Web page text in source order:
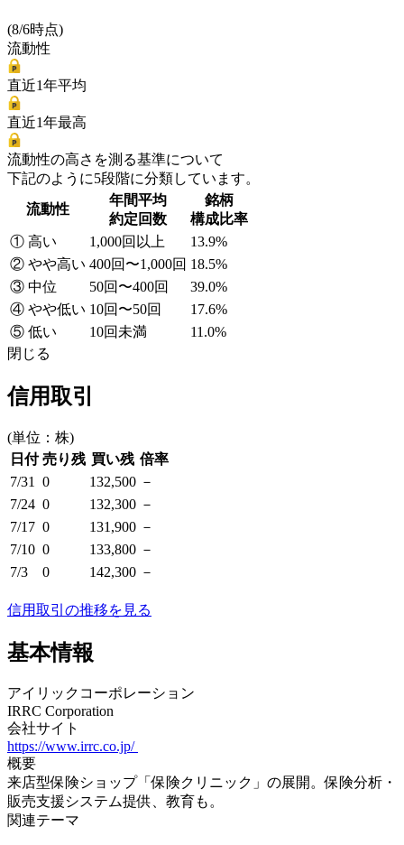
(8/6時点)
流動性
直近1年平均
直近1年最高
流動性の高さを測る基準について
下記のように5段階に分類しています。
流動性
年間平均
約定回数
銘柄
構成比率
① 高い
1,000回以上
13.9%
② やや高い 400回〜1,000回 18.5%
③ 中位
50回〜400回
39.0%
④ やや低い 10回〜50回
17.6%
⑤ 低い
10回未満
11.0%
閉じる
信用取引
(単位：株)
日付 売り残 買い残 倍率
7/31
0 132,500 －
7/24 0 132,300 －
7/17 0 131,900 －
7/10 0 133,800 －
7/3
0 142,300 －
信用取引の推移を見る
基本情報
アイリックコーポレーション
IRRC Corporation
会社サイト
https://www.irrc.co.jp/
概要
来店型保険ショップ「保険クリニック」の展開。保険分析・
販売支援システム提供、教育も。
関連テーマ